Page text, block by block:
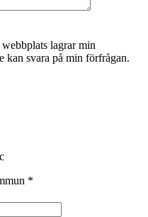
lagrar min
kan svara på min förfrågan.
*